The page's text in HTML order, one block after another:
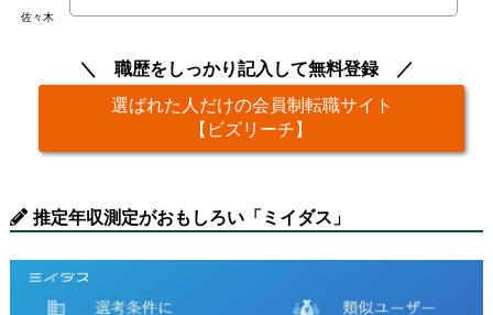
佐々木
職歴をしっかり記入して無料登録
選ばれた人だけの会員制転職サイト
【ビズリーチ】
推定年収測定がおもしろい「ミイダス」